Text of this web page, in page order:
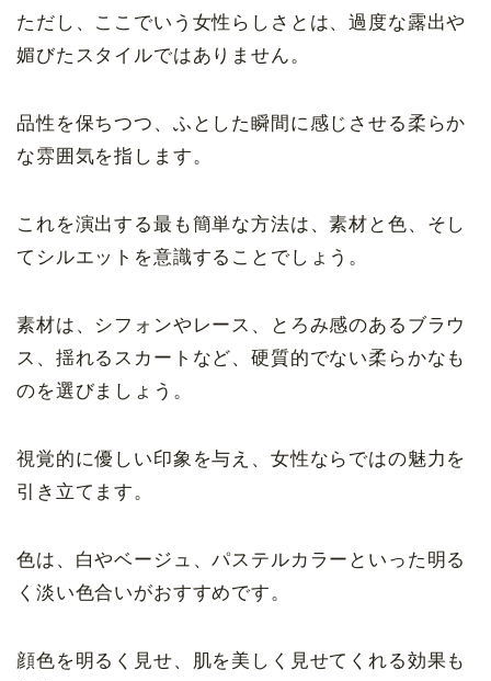
ただし、ここでいう女性らしさとは、過度な露出や
媚びたスタイルではありません。
品性を保ちつつ、ふとした瞬間に感じさせる柔らか
な雰囲気を指します。
これを演出する最も簡単な方法は、素材と色、そし
てシルエットを意識することでしょう。
素材は、シフォンやレース、とろみ感のあるブラウ
ス、揺れるスカートなど、硬質的でない柔らかなも
のを選びましょう。
視覚的に優しい印象を与え、女性ならではの魅力を
引き立てます。
色は、白やベージュ、パステルカラーといった明る
く淡い色合いがおすすめです。
顔色を明るく見せ、肌を美しく見せてくれる効果も